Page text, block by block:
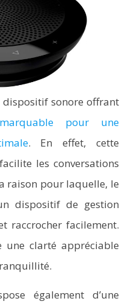
dispositif sonore offrant
pour une
. En effet, cette
les conversations
raison pour laquelle, le
dispositif de gestion
raccrocher facilement.
une clarté appréciable
également d’une